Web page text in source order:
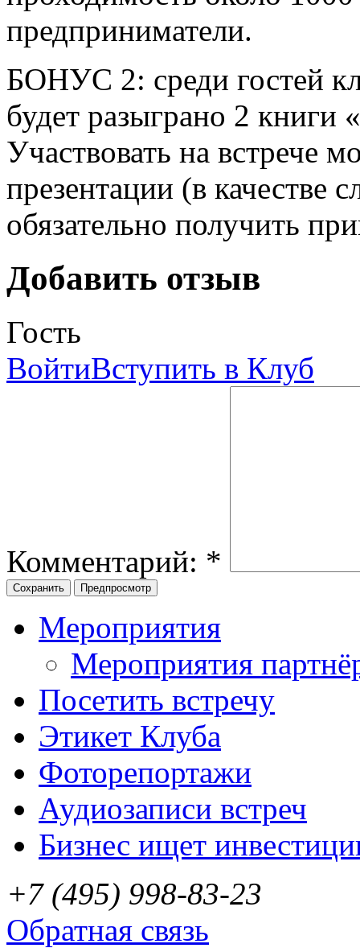
предприниматели.
БОНУС 2: среди гостей
будет разыграно 2 книги
Участвовать на встрече
презентации (в качестве
обязательно получить
Добавить отзыв
Гость
ВойтиВступить в Клуб
Комментарий: *
Мероприятия
Мероприятия
Посетить встречу
Этикет Клуба
Фоторепортажи
Аудиозаписи встреч
Бизнес ищет
+7 (495) 998-83-23
Обратная связь